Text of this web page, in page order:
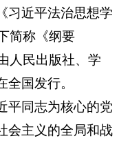
习近平法治思想学
简称《纲要
人民出版社、学
国发行。
平同志为核心的党
会主义的全局和战